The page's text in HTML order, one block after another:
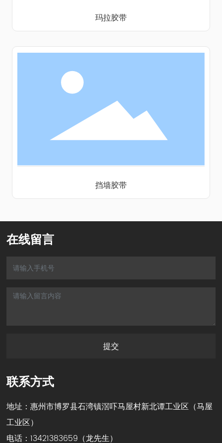
玛拉胶带
挡墙胶带
在线留言
提交
联系方式
地址：惠州市博罗县石湾镇滘吓马屋村新北谭工业区（马屋
工业区）
电话： 13421383659 （龙先生）